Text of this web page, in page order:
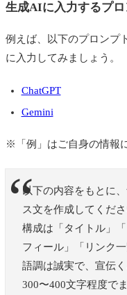
生成AIに入力するプロ
例えば、以下のプロンプ
に入力してみましょう。
ChatGPT
Gemini
※「例」はご自身の情報
以下の内容をもとに
ス文を作成してくださ
構成は「タイトル」
フィール」「リンク
語調は誠実で、宣伝
300〜400文字程度で